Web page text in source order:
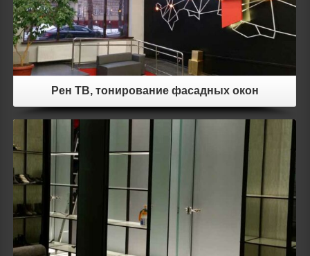
Рен ТВ, тонирование фасадных окон
Details